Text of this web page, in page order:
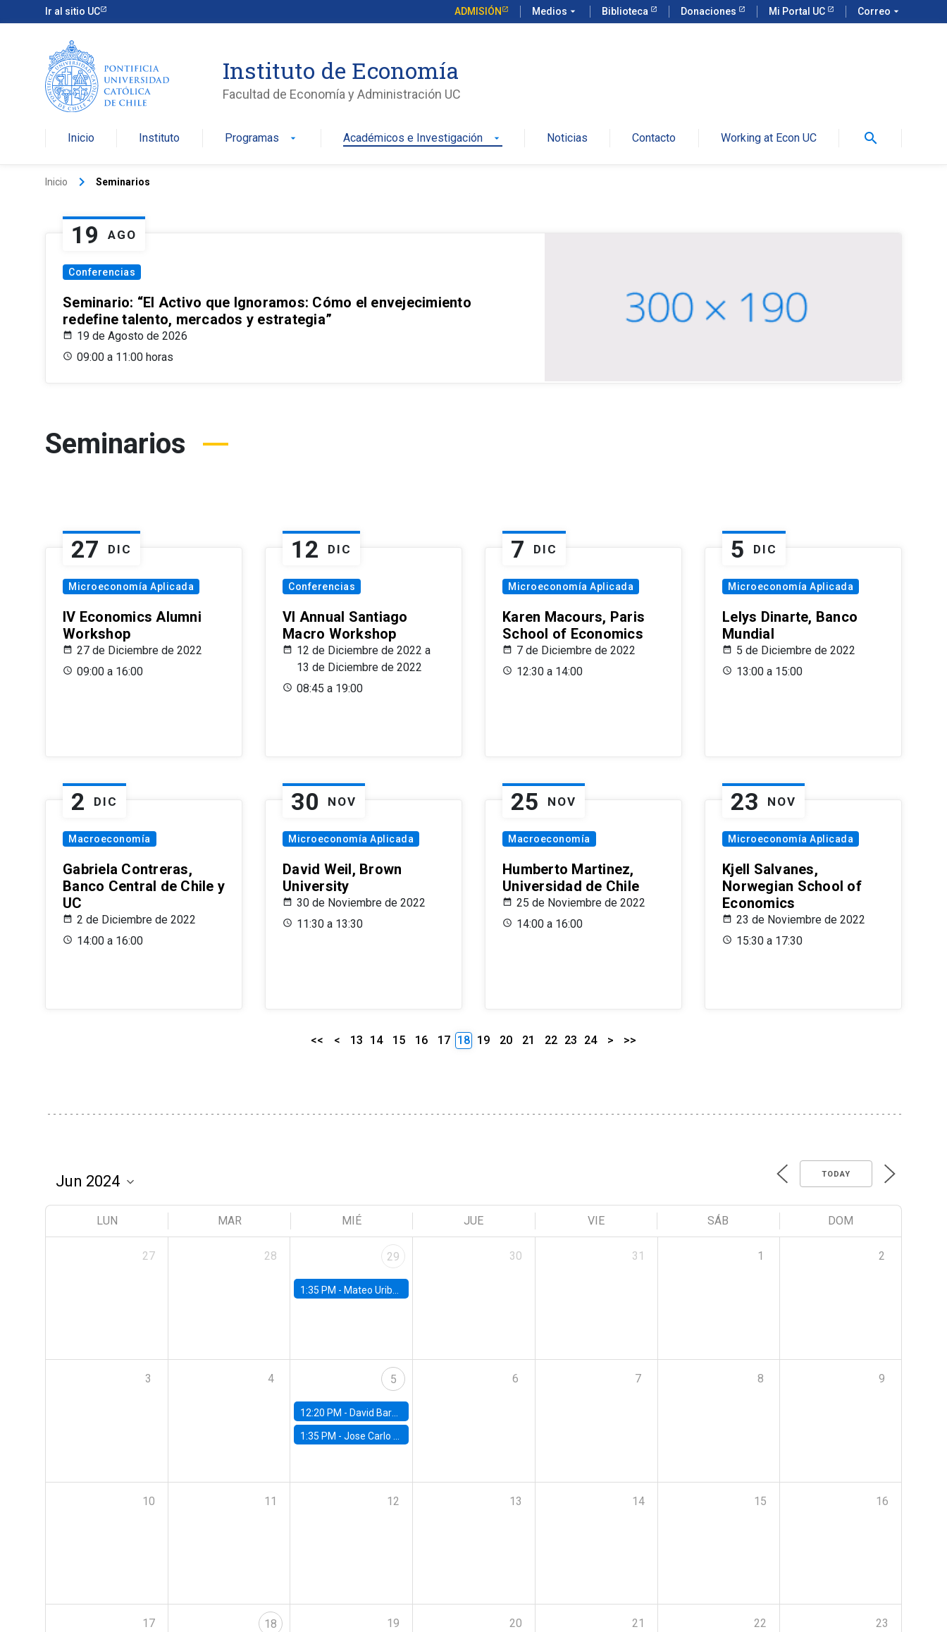
Ir al sitio UC ADMISIÓN Medios arrow_drop_down Biblioteca Donaciones Mi Portal UC Correo arrow_drop_down
Instituto de Economía
Facultad de Economía y Administración UC
Inicio Instituto Programas arrow_drop_down Académicos e Investigación arrow_drop_down Noticias Contacto Working at Econ UC search
Inicio keyboard_arrow_right Seminarios
19 AGO
Conferencias
Seminario: “El Activo que Ignoramos: Cómo el envejecimiento
redefine talento, mercados y estrategia”
19 de Agosto de 2026
09:00 a 11:00 horas
Seminarios
27 DIC
Microeconomía Aplicada
IV Economics Alumni
Workshop
27 de Diciembre de 2022
09:00 a 16:00
12 DIC
Conferencias
VI Annual Santiago
Macro Workshop
12 de Diciembre de 2022 a
13 de Diciembre de 2022
08:45 a 19:00
7 DIC
Microeconomía Aplicada
Karen Macours, Paris
School of Economics
7 de Diciembre de 2022
12:30 a 14:00
5 DIC
Microeconomía Aplicada
Lelys Dinarte, Banco
Mundial
5 de Diciembre de 2022
13:00 a 15:00
2 DIC
Macroeconomía
Gabriela Contreras,
Banco Central de Chile y
UC
2 de Diciembre de 2022
14:00 a 16:00
30 NOV
Microeconomía Aplicada
David Weil, Brown
University
30 de Noviembre de 2022
11:30 a 13:30
25 NOV
Macroeconomía
Humberto Martinez,
Universidad de Chile
25 de Noviembre de 2022
14:00 a 16:00
23 NOV
Microeconomía Aplicada
Kjell Salvanes,
Norwegian School of
Economics
23 de Noviembre de 2022
15:30 a 17:30
<< < 13 14 15 16 17 18 19 20 21 22 23 24 > >>
TODAY
LUN MAR MIÉ JUE VIE SÁB DOM
27 28 29
1:35 PM - Mateo Uribe-Castro, Universidad de los Andes (Colombia)
30 31 1 2
3 4 5
12:20 PM - David Bardey, Universidad de los Andes - CEDE
1:35 PM -Jose Carlo Bermudez, UC (ME) & World Bank
6 7 8 9
10 11 12 13 14 15 16
17 18 19 20 21 22 23